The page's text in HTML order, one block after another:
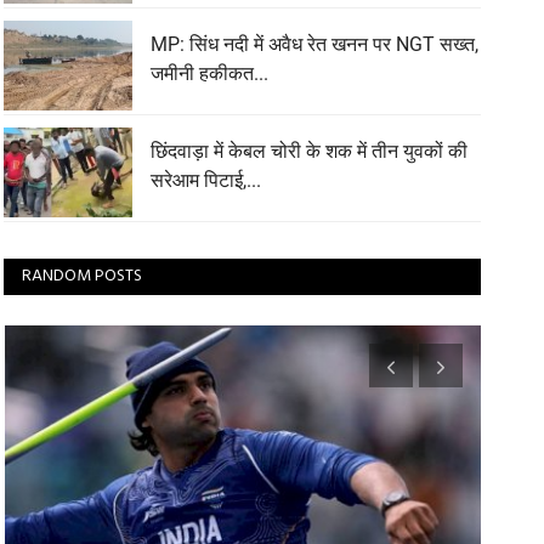
MP: सिंध नदी में अवैध रेत खनन पर NGT सख्त,
जमीनी हकीकत...
छिंदवाड़ा में केबल चोरी के शक में तीन युवकों की
सरेआम पिटाई,...
RANDOM POSTS